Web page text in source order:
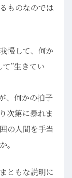
ものなのでは
慢して、何か
”生きてい
、何かの拍子
次第に暴れま
の人間を手当
。
ともな説明に